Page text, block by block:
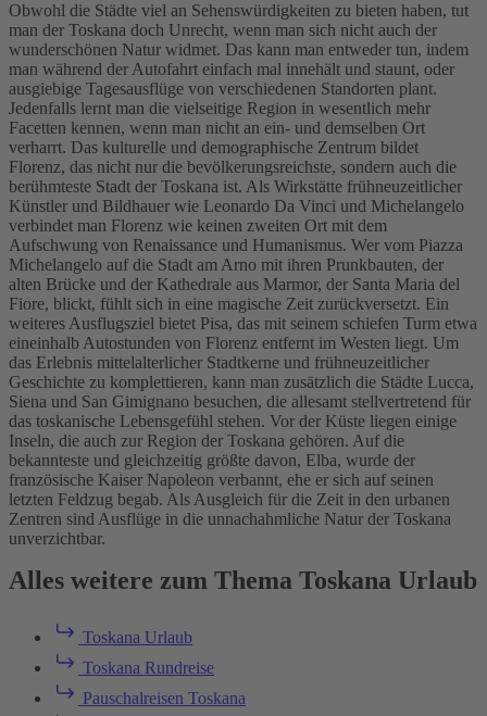
Obwohl die Städte viel an Sehenswürdigkeiten zu bieten haben, tut
man der Toskana doch Unrecht, wenn man sich nicht auch der
wunderschönen Natur widmet. Das kann man entweder tun, indem
man während der Autofahrt einfach mal innehält und staunt, oder
ausgiebige Tagesausflüge von verschiedenen Standorten plant.
Jedenfalls lernt man die vielseitige Region in wesentlich mehr
Facetten kennen, wenn man nicht an ein- und demselben Ort
verharrt. Das kulturelle und demographische Zentrum bildet
Florenz, das nicht nur die bevölkerungsreichste, sondern auch die
berühmteste Stadt der Toskana ist. Als Wirkstätte frühneuzeitlicher
Künstler und Bildhauer wie Leonardo Da Vinci und Michelangelo
verbindet man Florenz wie keinen zweiten Ort mit dem
Aufschwung von Renaissance und Humanismus. Wer vom Piazza
Michelangelo auf die Stadt am Arno mit ihren Prunkbauten, der
alten Brücke und der Kathedrale aus Marmor, der Santa Maria del
Fiore, blickt, fühlt sich in eine magische Zeit zurückversetzt. Ein
weiteres Ausflugsziel bietet Pisa, das mit seinem schiefen Turm etwa
eineinhalb Autostunden von Florenz entfernt im Westen liegt. Um
das Erlebnis mittelalterlicher Stadtkerne und frühneuzeitlicher
Geschichte zu komplettieren, kann man zusätzlich die Städte Lucca,
Siena und San Gimignano besuchen, die allesamt stellvertretend für
das toskanische Lebensgefühl stehen. Vor der Küste liegen einige
Inseln, die auch zur Region der Toskana gehören. Auf die
bekannteste und gleichzeitig größte davon, Elba, wurde der
französische Kaiser Napoleon verbannt, ehe er sich auf seinen
letzten Feldzug begab. Als Ausgleich für die Zeit in den urbanen
Zentren sind Ausflüge in die unnachahmliche Natur der Toskana
unverzichtbar.
Alles weitere zum Thema Toskana Urlaub
Toskana Urlaub
Toskana Rundreise
Pauschalreisen Toskana